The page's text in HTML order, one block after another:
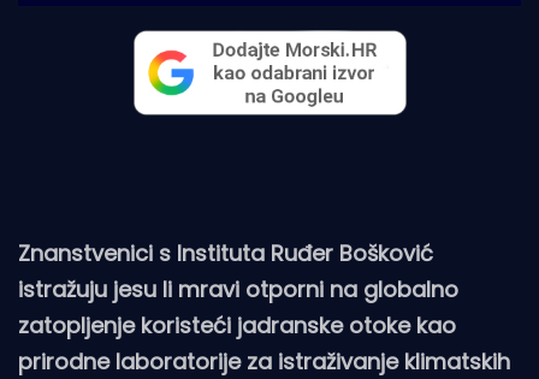
Znanstvenici s Instituta Ruđer Bošković
istražuju jesu li mravi otporni na globalno
zatopljenje koristeći jadranske otoke kao
prirodne laboratorije za istraživanje klimatskih